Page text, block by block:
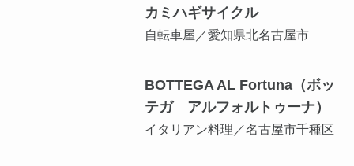
カミハギサイクル
自転車屋／愛知県北名古屋市
BOTTEGA AL Fortuna（ボッ
テガ アルフォルトゥーナ）
イタリアン料理／名古屋市千種区